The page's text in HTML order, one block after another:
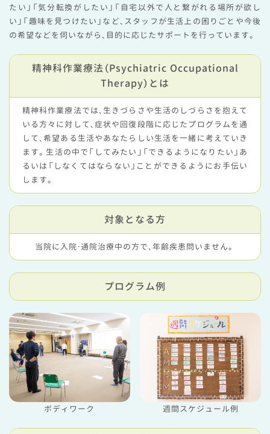
たい」「気分転換がしたい」「自宅以外で人と繋がれる場所が欲し
い」「趣味を見つけたい」など、スタッフが生活上の困りごとや今後
の希望などを伺いながら、目的に応じたサポートを行っています。
精神科作業療法（Psychiatric Occupational
Therapy）とは
精神科作業療法では、生きづらさや生活のしづらさを抱えて
いる方々に対して、症状や回復段階に応じたプログラムを通
して、希望ある生活やあなたらしい生活を一緒に考えていき
ます。生活の中で「してみたい」「できるようになりたい」あ
るいは「しなくてはならない」ことができるようにお手伝い
します。
対象となる方
当院に入院・通院治療中の方で、年齢疾患問いません。
プログラム例
ボディワーク 週間スケジュール例